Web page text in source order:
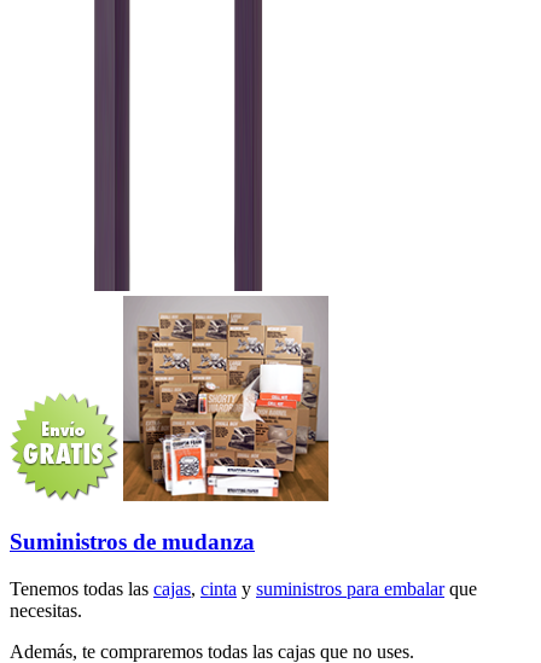
Suministros de mudanza
Tenemos todas las cajas, cinta y suministros para embalarque
necesitas.
Además, te compraremos todas las cajas que no uses.